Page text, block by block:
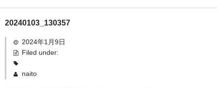
商品を探す
お子様の入卒園に
20240103_130357
2024年1月9日
Filed under:
naito